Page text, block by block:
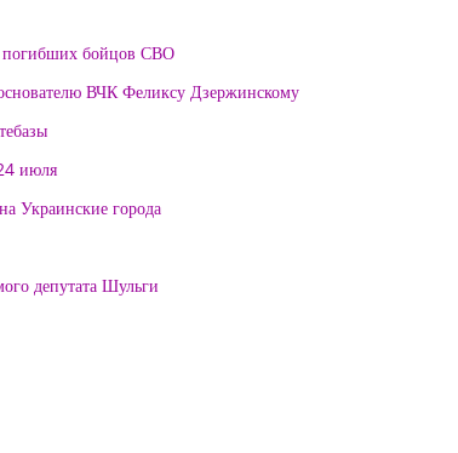
погибших бойцов СВО
ВЧК Феликсу Дзержинскому
июля
Украинские города
депутата Шульги